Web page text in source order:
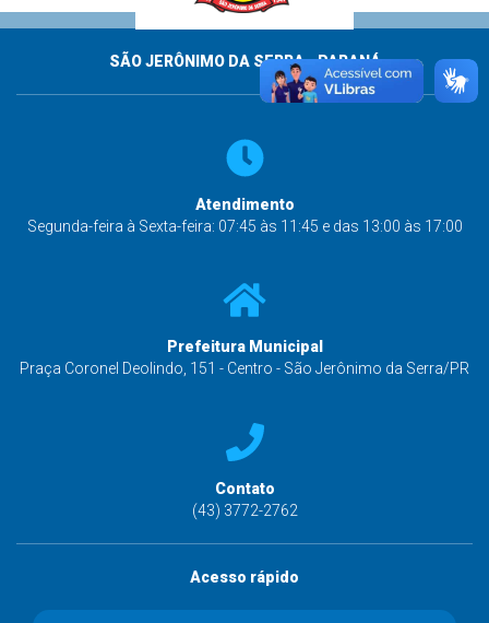
SÃO JERÔNIMO DA SERRA - PARANÁ
Atendimento
Segunda-feira à Sexta-feira: 07:45 às 11:45 e das 13:00 às 17:00
Prefeitura Municipal
Praça Coronel Deolindo, 151 - Centro - São Jerônimo da Serra/PR
Contato
(43) 3772-2762
Acesso rápido